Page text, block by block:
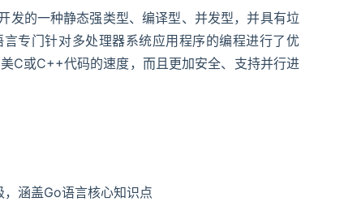
发的一种静态强类型、编译型、并发型，并具有垃
专门针对多处理器系统应用程序的编程进行了优
C或C++代码的速度，而且更加安全、支持并行进
，涵盖Go语言核心知识点